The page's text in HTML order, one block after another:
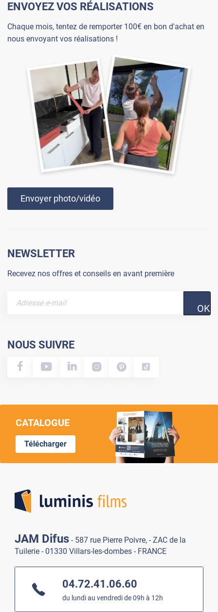
ENVOYEZ VOS RÉALISATIONS
Chaque mois, tentez de remporter 100€ en bon d'achat en
nous envoyant vos réalisations !
Envoyer photo/vidéo
NEWSLETTER
Recevez nos offres et conseils en avant première
OK
NOUS SUIVRE
CATALOGUE
Télécharger
JAM Difus - 587 rue Pierre Poivre, - ZAC de la
Tuilerie - 01330 Villars-les-dombes - FRANCE
04.72.41.06.60
du lundi au vendredi de 09h à 12h